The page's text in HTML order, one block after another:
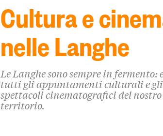
Cultura e
nelle Langhe
Le Langhe sono sempre in fermento:
tutti gli appuntamenti culturali e gli
spettacoli cinematografici del nostro
territorio.